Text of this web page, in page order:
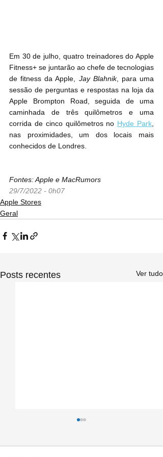
Em 30 de julho, quatro treinadores do Apple
Fitness+ se juntarão ao chefe de tecnologias
de fitness da Apple, Jay Blahnik, para uma
sessão de perguntas e respostas na loja da
Apple Brompton Road, seguida de uma
caminhada de três quilômetros e uma
corrida de cinco quilômetros no Hyde Park
nas proximidades, um dos locais mais
conhecidos de Londres.
Fontes: Apple e MacRumors
29/7/2022 - 0h07
Apple Stores
Geral
Posts recentes Ver tudo